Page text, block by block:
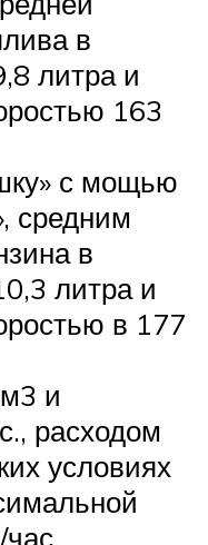
в
литра и
163
с мощью
средним
в
литра и
в 177
и
расходом
условиях